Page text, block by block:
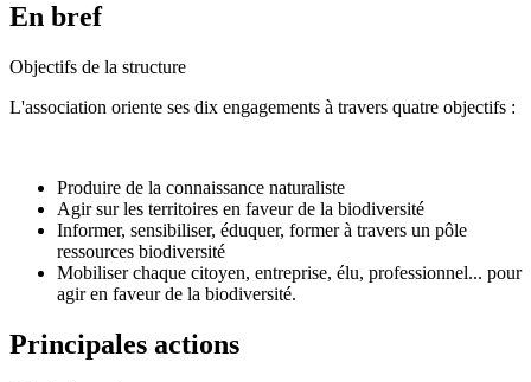
En bref
Objectifs de la structure
L'association oriente ses dix engagements à travers quatre objectifs :
Produire de la connaissance naturaliste
Agir sur les territoires en faveur de la biodiversité
Informer, sensibiliser, éduquer, former à travers un pôle
ressources biodiversité
Mobiliser chaque citoyen, entreprise, élu, professionnel... pour
agir en faveur de la biodiversité.
Principales actions